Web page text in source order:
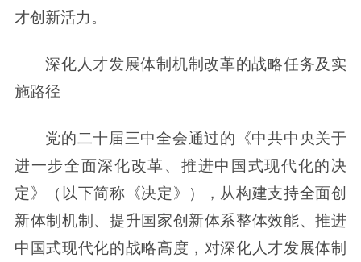
才创新活力。
深化人才发展体制机制改革的战略任务及实
施路径
党的二十届三中全会通过的《中共中央关于
进一步全面深化改革、推进中国式现代化的决
定》（以下简称《决定》），从构建支持全面创
新体制机制、提升国家创新体系整体效能、推进
中国式现代化的战略高度，对深化人才发展体制